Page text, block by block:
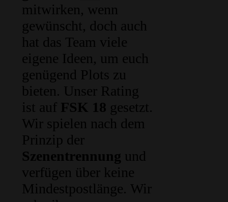
mitwirken, wenn
gewünscht, doch auch
hat das Team viele
eigene Ideen, um euch
genügend Plots zu
bieten. Unser Rating
ist auf FSK 18 gesetzt.
Wir spielen nach dem
Prinzip der
Szenentrennung und
verfügen über keine
Mindestpostlänge. Wir